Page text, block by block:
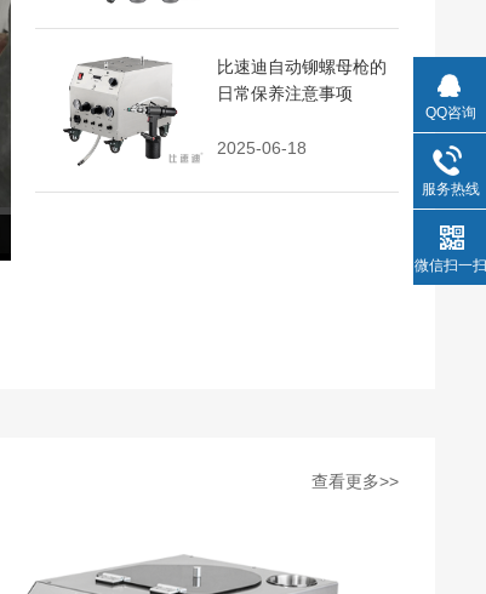
比速迪自动铆螺母枪的
日常保养注意事项
2025-06-18
查看更多>>
QQ咨询
服务热线
微信扫一扫